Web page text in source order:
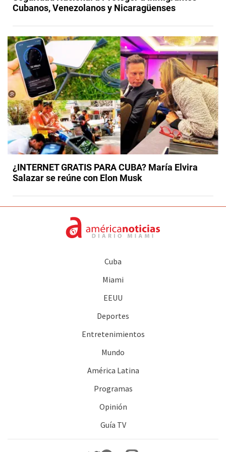
Cubanos, Venezolanos y Nicaragüenses
¿INTERNET GRATIS PARA CUBA? María Elvira
Salazar se reúne con Elon Musk
Cuba
Miami
EEUU
Deportes
Entretenimientos
Mundo
América Latina
Programas
Opinión
Guía TV